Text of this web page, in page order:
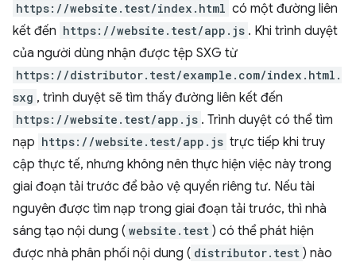
https://website.test/index.html có một đường liên
kết đến https://website.test/app.js . Khi trình duyệt
của người dùng nhận được tệp SXG từ
https://distributor.test/example.com/index.html.
sxg , trình duyệt sẽ tìm thấy đường liên kết đến
https://website.test/app.js . Trình duyệt có thể tìm
nạp https://website.test/app.js trực tiếp khi truy
cập thực tế, nhưng không nên thực hiện việc này trong
giai đoạn tải trước để bảo vệ quyền riêng tư. Nếu tài
nguyên được tìm nạp trong giai đoạn tải trước, thì nhà
sáng tạo nội dung ( website.test ) có thể phát hiện
được nhà phân phối nội dung ( distributor.test ) nào